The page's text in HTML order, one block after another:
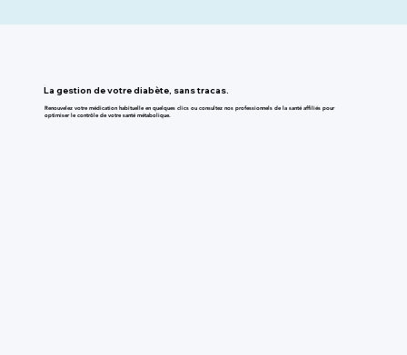
La gestion de votre diabète, sans tracas.
Renouvelez votre médication habituelle en quelques clics ou consultez nos professionnels de la santé affiliés pour
optimiser le contrôle de votre santé métabolique.